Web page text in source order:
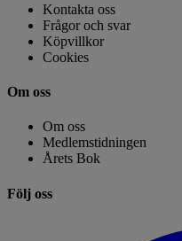
Kontakta oss
Frågor och svar
Köpvillkor
Cookies
Om oss
Om oss
Medlemstidningen
Årets Bok
Följ oss